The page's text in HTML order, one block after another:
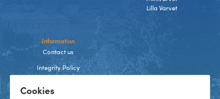
Cookies
Lilla Varvet
Information
Contact us
Integrity Policy
Terms and Conditions